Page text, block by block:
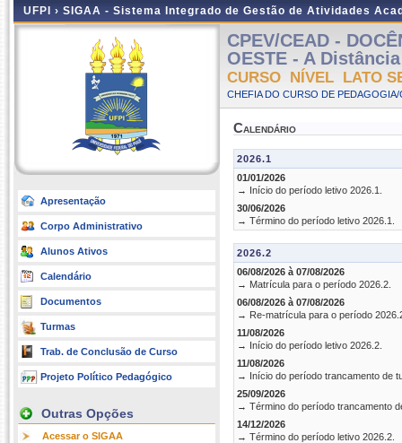
UFPI › SIGAA - Sistema Integrado de Gestão de Atividades
Apresentação
Corpo Administrativo
Alunos Ativos
Calendário
Documentos
Turmas
Trab. de Conclusão de Curso
Projeto Político Pedagógico
Outras Opções
Acessar o SIGAA
CPEV/CEAD -
OESTE - A
CURSO NÍVEL LATO
CHEFIA DO CURSO DE
Calendário
2026.1
01/01/2026
→ Início do período letivo 2026.1.
30/06/2026
→ Término do período letivo 2026.1.
2026.2
06/08/2026 à 07/08/2026
→ Matrícula para o período 2026.2.
06/08/2026 à 07/08/2026
→ Re-matrícula para o período
11/08/2026
→ Início do período letivo 2026.2.
11/08/2026
→ Início do período trancamento de
25/09/2026
→ Término do período trancamento
14/12/2026
→ Término do período letivo 2026.2.